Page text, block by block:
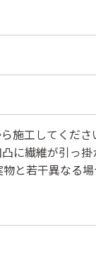
施工してくだ
に繊維が引っ掛
と若干異なる